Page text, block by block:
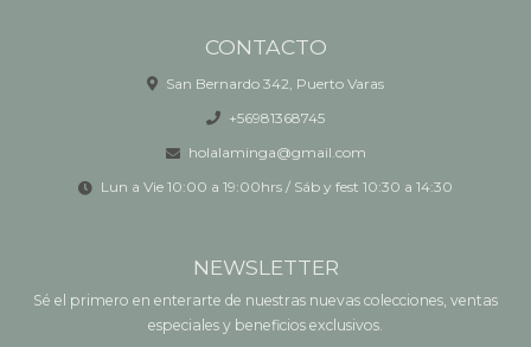
CONTACTO
San Bernardo 342, Puerto Varas
+56981368745
holalaminga@gmail.com
Lun a Vie 10:00 a 19:00hrs / Sáb y fest 10:30 a 14:30
NEWSLETTER
Sé el primero en enterarte de nuestras nuevas colecciones, ventas
especiales y beneficios exclusivos.